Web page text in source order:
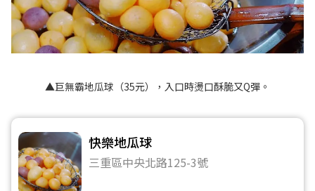
▲巨無霸地瓜球（35元），入口時燙口酥脆又Q彈。
快樂地瓜球
三重區中央北路125-3號